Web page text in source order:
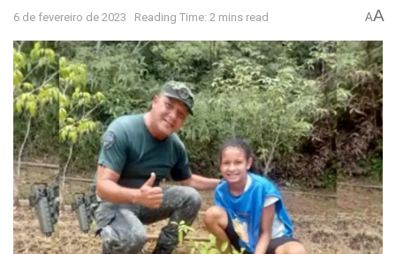
6 de fevereiro de 2023 Reading Time: 2 mins read AA